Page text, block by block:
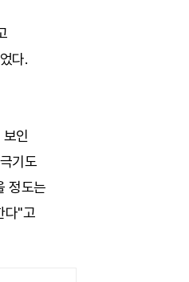
다.
인
기도
정도는
다"고